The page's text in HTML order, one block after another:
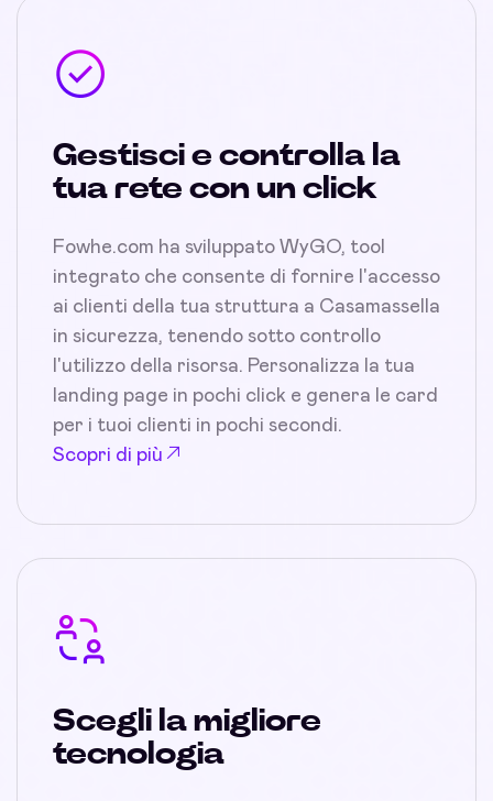
Gestisci e controlla la
tua rete con un click
Fowhe.com ha sviluppato WyGO, tool
integrato che consente di fornire l'accesso
ai clienti della tua struttura a Casamassella
in sicurezza, tenendo sotto controllo
l'utilizzo della risorsa. Personalizza la tua
landing page in pochi click e genera le card
per i tuoi clienti in pochi secondi.
Scopri di più
Scegli la migliore
tecnologia